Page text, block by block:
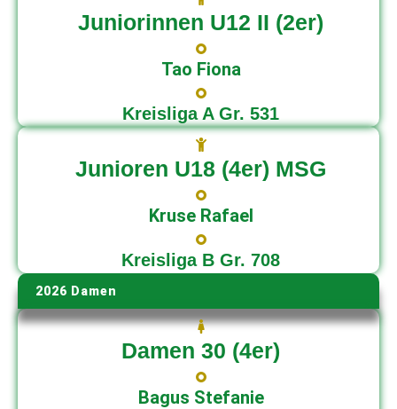
Juniorinnen U12 II (2er)
Tao Fiona
Kreisliga A Gr. 531
Junioren U18 (4er) MSG
Kruse Rafael
Kreisliga B Gr. 708
2026 Damen
Damen 30 (4er)
Bagus Stefanie